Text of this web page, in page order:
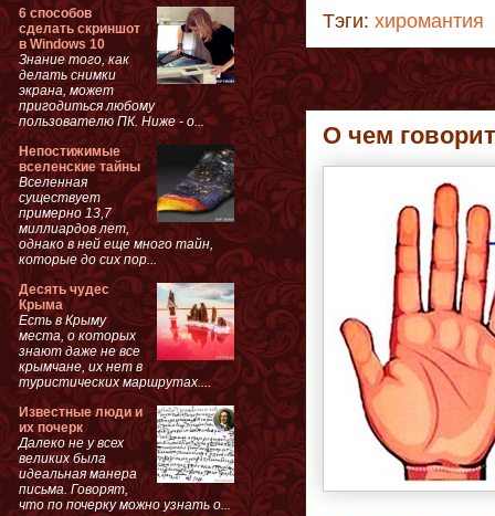
Тэги: хиромантия
О чем
6 способов
сделать скриншот
в Windows 10
Знание того, как
делать снимки
экрана, может
пригодиться любому
пользователю ПК. Ниже - о...
Непостижимые
вселенские тайны
Вселенная
существует
примерно 13,7
миллиардов лет,
однако в ней еще много тайн,
которые до сих пор...
Десять чудес
Крыма
Есть в Крыму
места, о которых
знают даже не все
крымчане, их нет в
туристических маршрутах....
Известные люди и
их почерк
Далеко не у всех
великих была
идеальная манера
письма. Говорят,
что по почерку можно узнать о...